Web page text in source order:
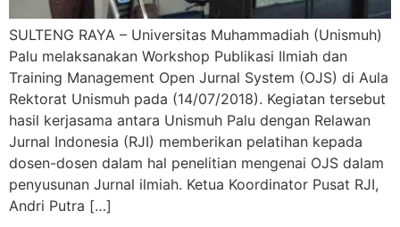
SULTENG RAYA – Universitas Muhammadiah (Unismuh)
Palu melaksanakan Workshop Publikasi Ilmiah dan
Training Management Open Jurnal System (OJS) di Aula
Rektorat Unismuh pada (14/07/2018). Kegiatan tersebut
hasil kerjasama antara Unismuh Palu dengan Relawan
Jurnal Indonesia (RJI) memberikan pelatihan kepada
dosen-dosen dalam hal penelitian mengenai OJS dalam
penyusunan Jurnal ilmiah. Ketua Koordinator Pusat RJI,
Andri Putra […]